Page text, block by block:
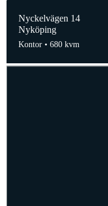
Nyckelvägen 14
Nyköping
Kontor • 680 kvm